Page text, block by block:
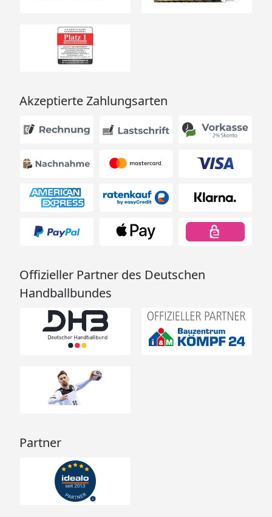
Akzeptierte Zahlungsarten
Offizieller Partner des Deutschen
Handballbundes
Partner